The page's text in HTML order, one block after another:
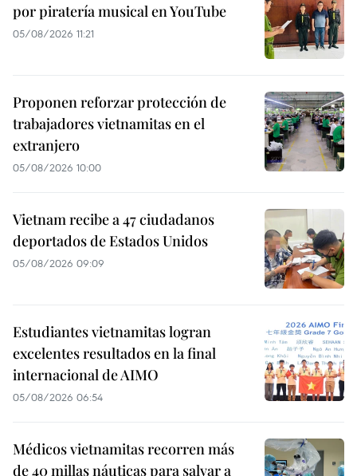
por piratería musical en YouTube
05/08/2026 11:21
Proponen reforzar protección de
trabajadores vietnamitas en el
extranjero
05/08/2026 10:00
Vietnam recibe a 47 ciudadanos
deportados de Estados Unidos
05/08/2026 09:09
Estudiantes vietnamitas logran
excelentes resultados en la final
internacional de AIMO
05/08/2026 06:54
Médicos vietnamitas recorren más
de 40 millas náuticas para salvar a